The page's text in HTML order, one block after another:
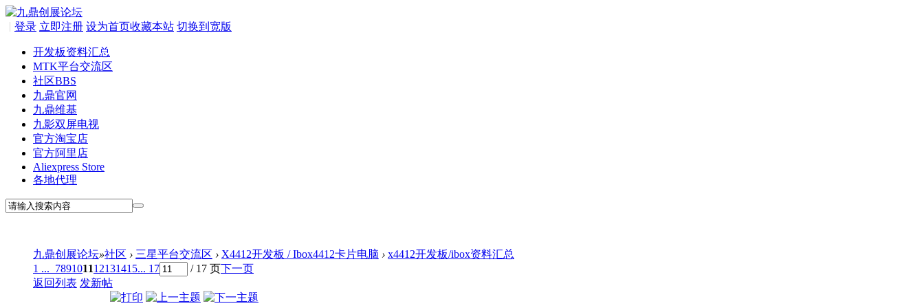
登录
| 立即注册 设为首页收藏本站 切换到宽版
开发板资料汇总
MTK平台交流区
社区BBS
九鼎官网
九鼎维基
九影双屏电视
官方淘宝店
官方阿里店
Aliexpress Store
各地代理
九鼎创展论坛»社区 › 三星平台交流区 › X4412开发板 / Ibox4412卡片电脑 › x4412开发板/ibox资料汇总
1 ... 789101112131415... 17 / 17 页下一页
返回列表 发新帖